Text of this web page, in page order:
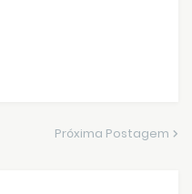
Próxima Postagem